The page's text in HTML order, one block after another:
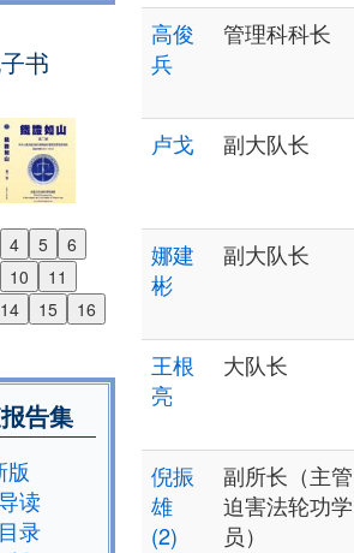
书
4 5
6
10
11
14 15
16
告集
版
读
目录
高俊
兵
管理科科长
卢戈
副大队长
娜建
彬
副大队长
王根
亮
大队长
倪振
雄
(2)
副所长（主管
迫害法轮功学
员）